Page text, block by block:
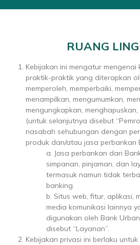
RUANG
Kebijakan ini mengatur
praktik-praktik yang diterapkan
memperoleh, memperbaiki,
menampilkan, mengumumkan,
mengungkapkan,
(untuk selanjutnya disebut
nasabah sehubungan dengan
produk dan/atau jasa perbankan
a. Jasa perbankan dari
simpanan, pinjaman, dan
termasuk namun tidak
banking.
b. Situs web, fitur, aplikasi,
media komunikasi lainnya
digunakan oleh Bank
disebut “Layanan”.
Kebijakan privasi ini berlaku